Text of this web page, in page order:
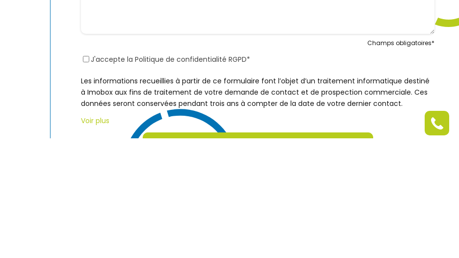
Champs obligatoires*
J'accepte la Politique de confidentialité RGPD*
Les informations recueillies à partir de ce formulaire font l’objet d’un traitement informatique destiné
à Imobox aux fins de traitement de votre demande de contact et de prospection commerciale. Ces
données seront conservées pendant trois ans à compter de la date de votre dernier contact.
Voir plus